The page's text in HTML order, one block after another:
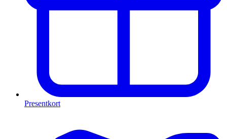
Presentkort